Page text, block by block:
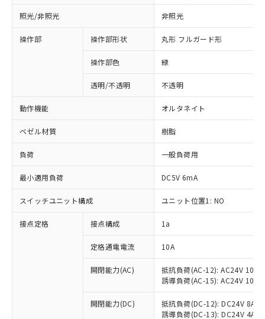
照光/非照光 非照光
操作部 操作部形状 丸形 フルガード形
操作部色 緑
透明/不透明 不透明
動作機能 オルタネイト
ベゼル材質 樹脂
負荷 一般負荷用
最小適用負荷 DC5V 6mA
スイッチユニット構成 ユニット位置1: NO
接点定格 接点構成 1a
定格通電電流 10A
開閉能力(AC)
抵抗負荷(AC-12): AC24V 10A/
誘導負荷(AC-15): AC24V
開閉能力(DC)
抵抗負荷(DC-12): DC24V 8A/
誘導負荷(DC-13): DC24V 4A/
ご利用条件
対応済み：EU RoHS指令（10物質）の
非含有に対応した製品が提供可能な商品で
対応予定：EU RoHS指令（10物質）の非含
有に対応した製品に切り替える予定のある